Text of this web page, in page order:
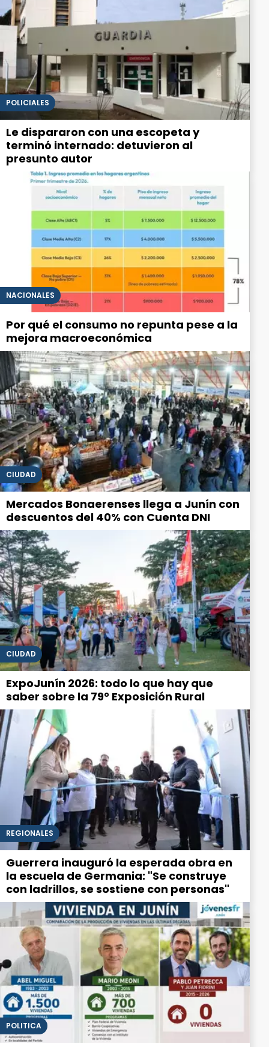
POLICIALES
Le dispararon con una escopeta y
terminó internado: detuvieron al
presunto autor
NACIONALES
Por qué el consumo no repunta pese a la
mejora macroeconómica
CIUDAD
Mercados Bonaerenses llega a Junín con
descuentos del 40% con Cuenta DNI
CIUDAD
ExpoJunín 2026: todo lo que hay que
saber sobre la 79° Exposición Rural
REGIONALES
Guerrera inauguró la esperada obra en
la escuela de Germania: "Se construye
con ladrillos, se sostiene con personas"
POLITICA